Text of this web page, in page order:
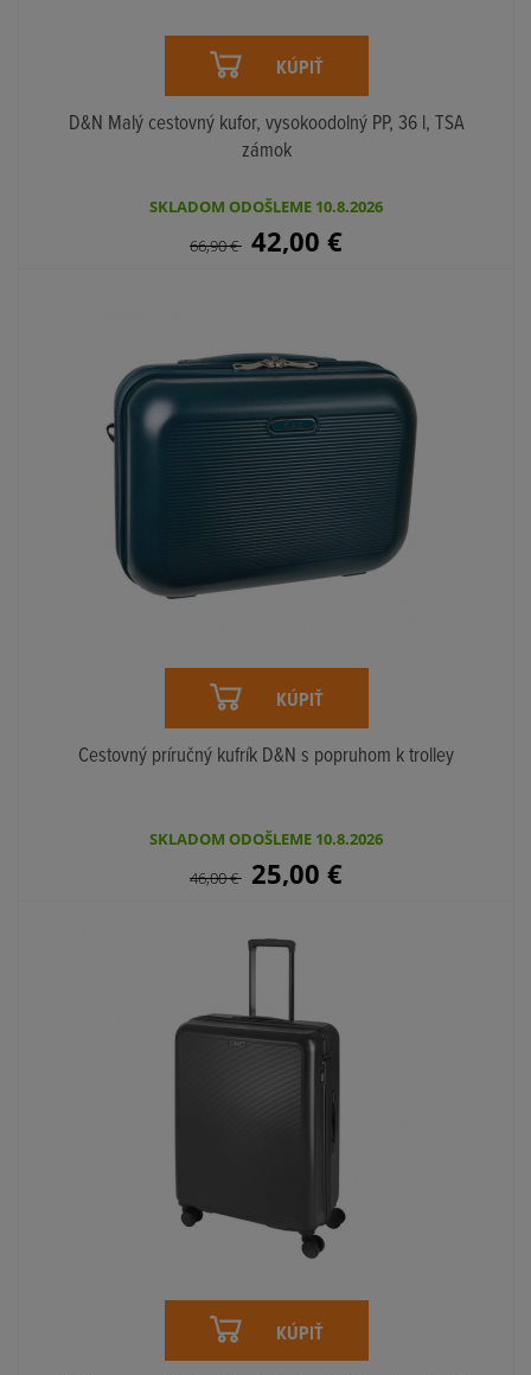
KÚPIŤ
D&N Malý cestovný kufor, vysokoodolný PP, 36 l, TSA
zámok
SKLADOM ODOŠLEME 10.8.2026
66,90€ 42,00 €
KÚPIŤ
Cestovný príručný kufrík D&N s popruhom k trolley
SKLADOM ODOŠLEME 10.8.2026
46,00€ 25,00 €
KÚPIŤ